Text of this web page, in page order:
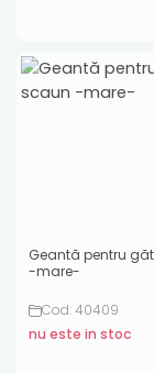
Geantă pentru
-mare-
Cod: 40409
nu este in stoc